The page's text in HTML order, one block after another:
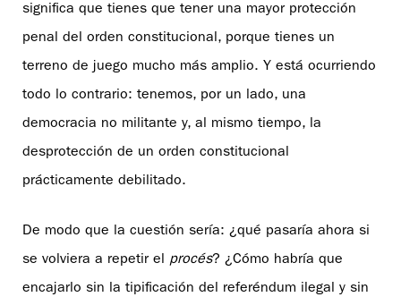
significa que tienes que tener una mayor protección
penal del orden constitucional, porque tienes un
terreno de juego mucho más amplio. Y está ocurriendo
todo lo contrario: tenemos, por un lado, una
democracia no militante y, al mismo tiempo, la
desprotección de un orden constitucional
prácticamente debilitado.
De modo que la cuestión sería: ¿qué pasaría ahora si
se volviera a repetir el procés? ¿Cómo habría que
encajarlo sin la tipificación del referéndum ilegal y sin